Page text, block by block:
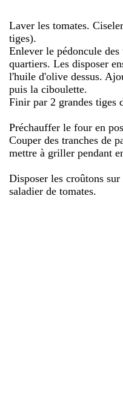
Laver les tomates.
tiges).
Enlever le pédoncule
quartiers. Les disposer
l'huile d'olive dessus.
puis la ciboulette.
Finir par 2 grandes tiges
Préchauffer le four en
Couper des tranches de
mettre à griller pendant
Disposer les croûtons
saladier de tomates.